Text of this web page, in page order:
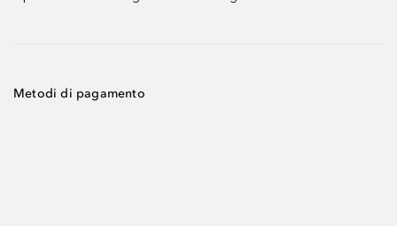
Metodi di pagamento